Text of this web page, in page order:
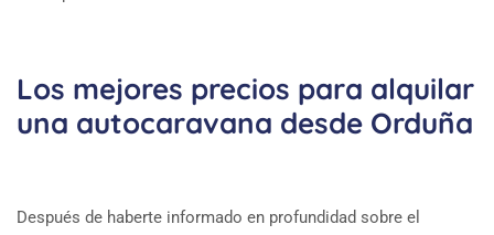
Los mejores precios para alquilar
una autocaravana desde Orduña
Después de haberte informado en profundidad sobre el